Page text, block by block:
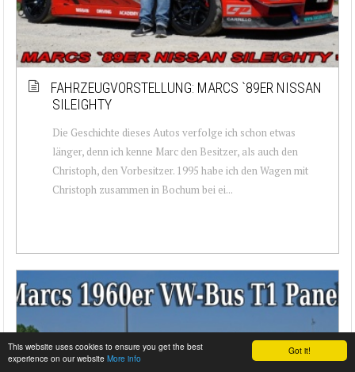
Got it!
This website uses cookies to ensure you get the best
experience on our website More info
FAHRZEUGVORSTELLUNG: MARCS `89ER NISSAN
SILEIGHTY
Die Geschichte dieses Autos verfolge ich schon etwas
länger, denn ich kenne Marc den Besitzer, als auch den
Christoph, den Vorbesitzer. 1995 habe ich den Wagen mit
Christoph zusammen in Bochum bei ei...